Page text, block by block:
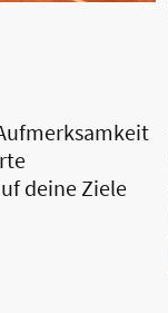
deine Ziele